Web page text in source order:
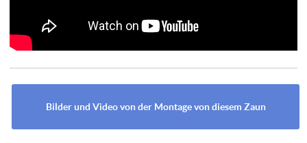
Bilder und Video von der Montage von diesem Zaun